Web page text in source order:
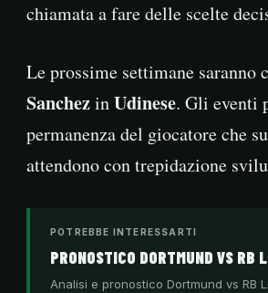
chiamata a fare delle scelte
Le prossime settimane
SanchezinUdinese. Gli eventi
permanenza del giocatore che
attendono con trepidazione
POTREBBE INTERESSARTI
PRONOSTICO DORTMUND VS
Analisi e pronostico Dortmund vs RB